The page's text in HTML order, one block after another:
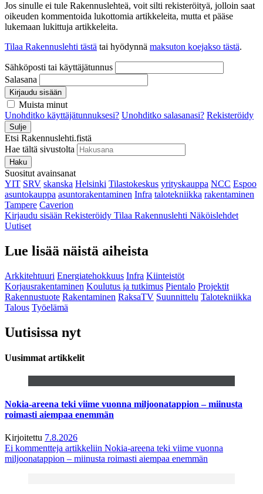
Jos sinulle ei tule Rakennuslehteä, voit silti rekisteröityä, jolloin saat
oikeuden kommentoida lukottomia artikkeleita, mutta et pääse
lukemaan lukittuja artikkeleita.
Tilaa Rakennuslehti tästä tai hyödynnä maksuton koejakso tästä.
Sähköposti tai käyttäjätunnus
Salasana
Kirjaudu sisään
Muista minut
Unohditko käyttäjätunnuksesi? Unohditko salasanasi? Rekisteröidy
Sulje
Etsi Rakennuslehti.fistä
Hae tältä sivustolta
Haku
Suositut avainsanat
YIT SRV skanska Helsinki Tilastokeskus yrityskauppa NCC Espoo
asuntokauppa asuntorakentaminen Infra talotekniikka rakentaminen
Tampere Caverion
Kirjaudu sisään Rekisteröidy Tilaa Rakennuslehti Näköislehdet
Uutiset
Lue lisää näistä aiheista
Arkkitehtuuri Energiatehokkuus Infra Kiinteistöt
Korjausrakentaminen Koulutus ja tutkimus Pientalo Projektit
Rakennustuote Rakentaminen RaksaTV Suunnittelu Talotekniikka
Talous Työelämä
Uutisissa nyt
Uusimmat artikkelit
Nokia-areena teki viime vuonna miljoonatappion – miinusta
roimasti aiempaa enemmän
Kirjoitettu 7.8.2026
Ei kommentteja artikkeliin Nokia-areena teki viime vuonna
miljoonatappion – miinusta roimasti aiempaa enemmän